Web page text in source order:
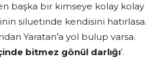
başka bir kimseye kolay kolay
siluetinde kendisini hatırlasa.
Yaratan’a yol bulup varsa.
bitmez gönül darlığı’.